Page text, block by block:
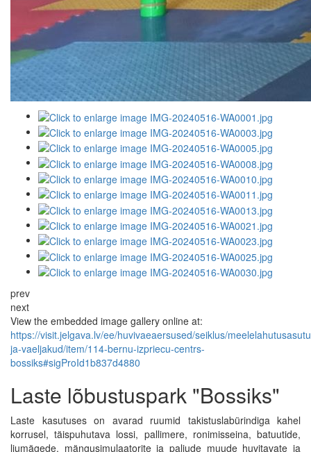
prev
next
View the embedded image gallery online at:
https://visit.jelgava.lv/ee/huvivaeaersused/seiklus/
ja-vaeljakud/item/114-bernu-izpriecu-centrs-
bossiks#sigProId1b837d4880
Laste lõbustuspark "Bossiks"
Laste kasutuses on avarad ruumid takistuslabürindiga kahel
korrusel, täispuhutava lossi, pallimere, ronimisseina, batuutide,
liumägede, mängusimulaatorite ja paljude muude huvitavate ja